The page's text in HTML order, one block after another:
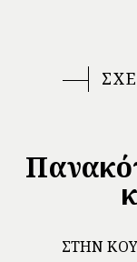
ΣΤΗΝ